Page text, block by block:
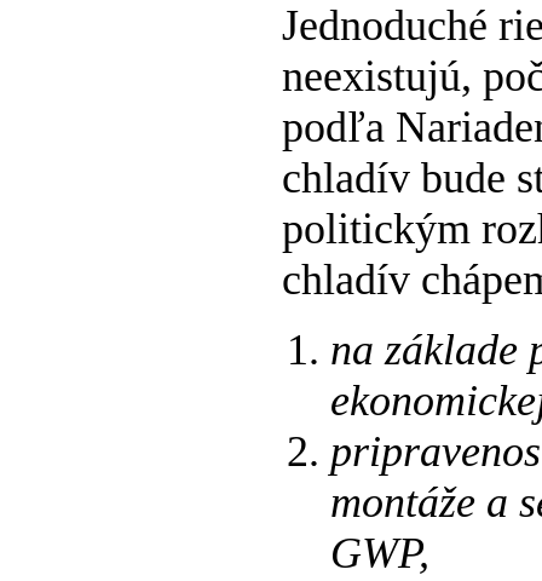
Jednoduché
neexistujú,
podľa
chladív bude
politickým
chladív
na základe
montáže a
GWP,